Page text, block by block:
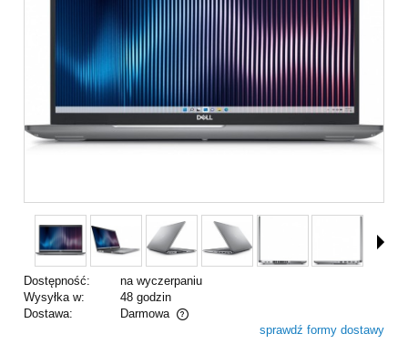
Dostępność:
na wyczerpaniu
Wysyłka w:
48 godzin
Dostawa:
Darmowa
Cena nie zawiera ewentualnych kosztów płatnościsprawdź formy dostawy